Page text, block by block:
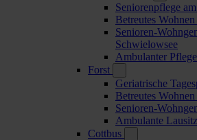
Seniorenpflege
Betreutes
Senioren-
Schwielowsee
Ambulanter
Forst
Geriatrische
Betreutes
Senioren-
Ambulante
Cottbus